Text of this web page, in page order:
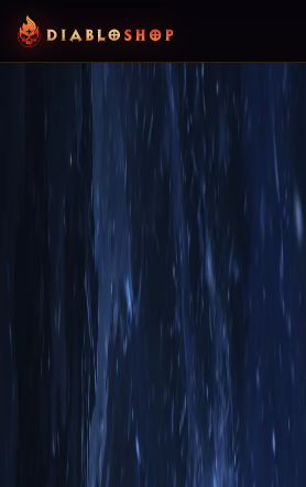
К общим гайдам
Гайды и Билды для
Diablo 3: Reaper of Souls
По алфавиту
Гайды и билды ·
Diabloshop
Чародей